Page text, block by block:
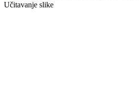
Učitavanje slike